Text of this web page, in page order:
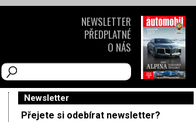
Newsletter
Přejete si odebírat newsletter?
NEWSLETTER
PŘEDPLATNÉ
O NÁS